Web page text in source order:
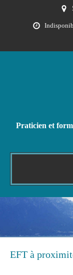
Praticien et
EFT à